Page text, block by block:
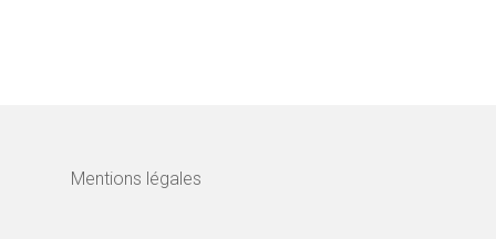
Mentions légales